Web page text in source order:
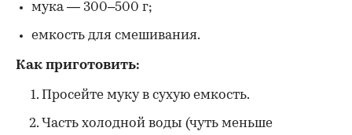
мука — 300–500 г;
емкость для смешивания.
Как приготовить:
Просейте муку в сухую емкость.
Часть холодной воды (чуть меньше